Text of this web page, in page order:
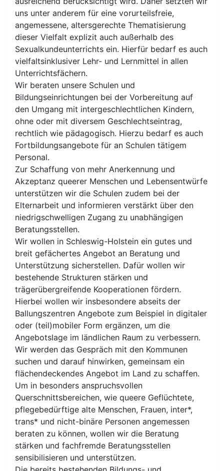
uns unter anderem für eine vorurteilsfreie,
angemessene, altersgerechte Thematisierung
dieser Vielfalt explizit auch außerhalb des
Sexualkundeunterrichts ein. Hierfür bedarf es auch
vielfaltsinklusiver Lehr- und Lernmittel in allen
Unterrichtsfächern.
Wir beraten unsere Schulen und
Bildungseinrichtungen bei der Vorbereitung auf
den Umgang mit intergeschlechtlichen Kindern,
ohne oder mit diversem Geschlechtseintrag,
rechtlich wie pädagogisch. Hierzu bedarf es auch
Fortbildungsangebote für an Schulen tätigem
Personal.
Zur Schaffung von mehr Anerkennung und
Akzeptanz queerer Menschen und Lebensentwürfe
unterstützen wir die Schulen zudem bei der
Elternarbeit und informieren verstärkt über den
niedrigschwelligen Zugang zu unabhängigen
Beratungsstellen.
Wir wollen in Schleswig-Holstein ein gutes und
breit gefächertes Angebot an Beratung und
Unterstützung sicherstellen. Dafür wollen wir
bestehende Strukturen stärken und
trägerübergreifende Kooperationen fördern.
Hierbei wollen wir insbesondere abseits der
Ballungszentren Angebote zum Beispiel in digitaler
oder (teil)mobiler Form ergänzen, um die
Angebotslage im ländlichen Raum zu verbessern.
Wir werden das Gespräch mit den Kommunen
suchen und darauf hinwirken, gemeinsam ein
flächendeckendes Angebot im Land zu schaffen.
Um in besonders anspruchsvollen
Querschnittsbereichen, wie queere Geflüchtete,
pflegebedürftige alte Menschen, Frauen, inter*,
trans* und nicht-binäre Personen angemessen
beraten zu können, wollen wir die Beratung
stärken und fachfremde Beratungsstellen
sensibilisieren und unterstützen.